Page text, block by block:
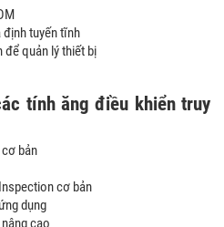
tuyến tĩnh
quản lý thiết bị
tính ăng điều khiển truy
bản
cơ bản
dụng